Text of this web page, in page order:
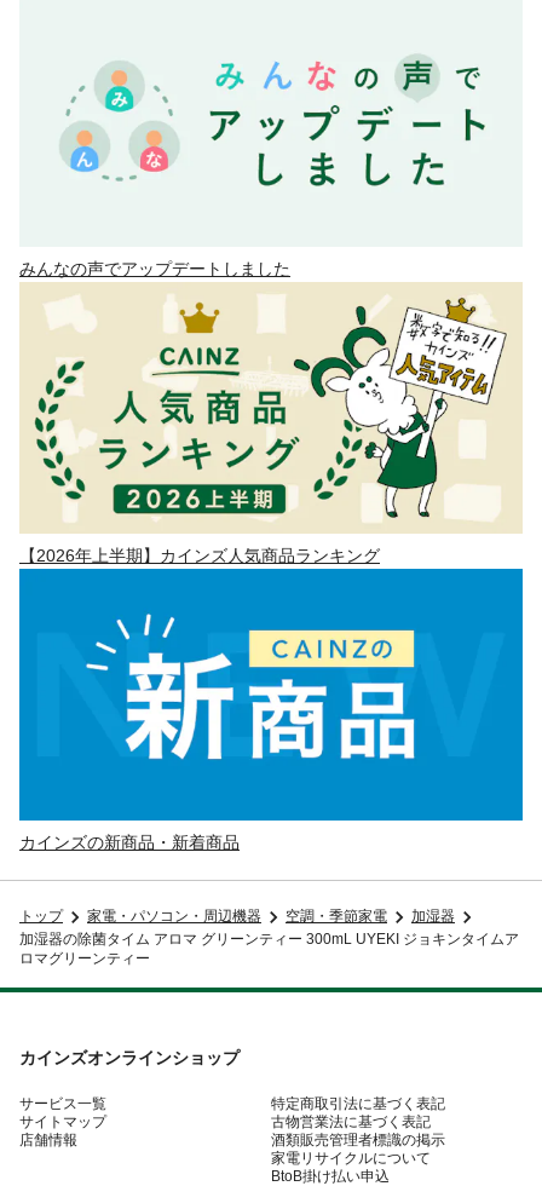
みんなの声でアップデートしました
【2026年上半期】カインズ人気商品ランキング
カインズの新商品・新着商品
トップ 家電・パソコン・周辺機器 空調・季節家電
加湿器
加湿器の除菌タイム アロマ グリーンティー 300mL UYEKI ジョキンタイムア
ロマグリーンティー
カインズオンラインショップ
サービス一覧
サイトマップ
店舗情報
特定商取引法に基づく表記
古物営業法に基づく表記
酒類販売管理者標識の掲示
家電リサイクルについて
BtoB掛け払い申込